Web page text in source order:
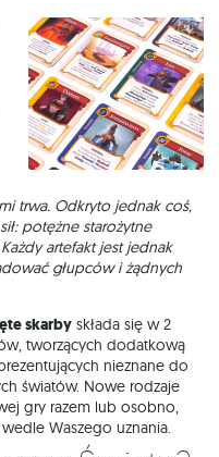
trwa. Odkryto jednak coś,
potężne starożytne
artefakt jest jednak
głupców i żądnych
skarby składa się w 2
tworzących dodatkową
nieznane do
światów. Nowe rodzaje
gry razem lub osobno,
Waszego uznania.